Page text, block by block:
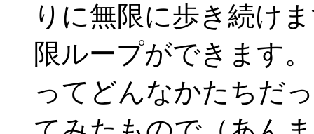
りに無限に歩き続け
限ループができます
ってどんなかたちだ